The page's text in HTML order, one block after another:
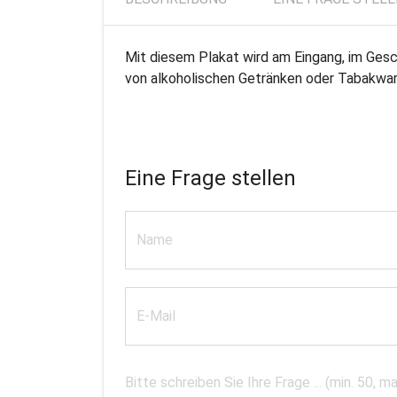
Mit diesem Plakat wird am Eingang, im
von alkoholischen Getränken oder
Eine Frage stellen